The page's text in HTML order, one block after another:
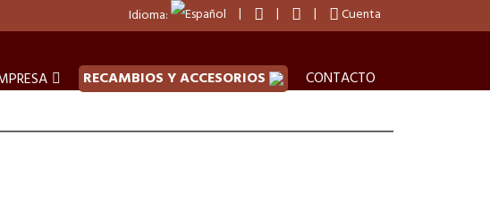
Idioma: Cuenta
RECAMBIOS Y ACCESORIOS CONTACTO